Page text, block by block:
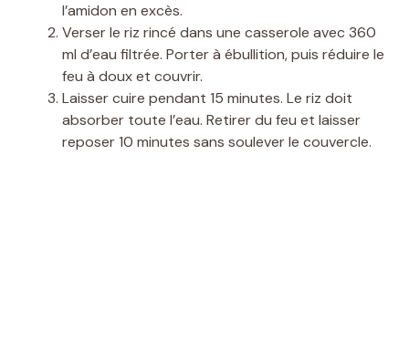
l’amidon en excès.
Verser le riz rincé dans une casserole avec 360
ml d’eau filtrée. Porter à ébullition, puis réduire le
feu à doux et couvrir.
Laisser cuire pendant 15 minutes. Le riz doit
absorber toute l’eau. Retirer du feu et laisser
reposer 10 minutes sans soulever le couvercle.